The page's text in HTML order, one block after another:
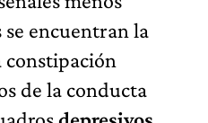
se encuentran la
constipación
de la conducta